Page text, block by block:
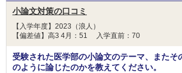
川崎医科大学 静岡地域枠
川崎医科大学 長崎地域枠
川崎医科大学 岡山地域枠
川崎医科大学 一般
東北医科薬科大学 一般
活動・奉仕）の内容から，志願する学群・学類で学
（知識・技能，思考力，表現力，当該領域・分野へ
て学ぶ意欲等）等を評価します。 面接・口述試験は
出願時に提出された書類等の内容に基づいて，個別
す。 医学類の面接・口述試験は，適性に関する60分
で，個別に10～30分程度行います。 小論文について
要な論理的思考力や表現力等について評価します
小論文対策の口コミ
【入学年度】2023（浪人）
【偏差値】高3 4月：51 入学直前：70
受験された医学部の小論文のテーマ、またそ
のように論じたのかを教えてください。